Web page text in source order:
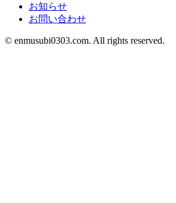
お知らせ
お問い合わせ
©︎ enmusubi0303.com. All rights reserved.